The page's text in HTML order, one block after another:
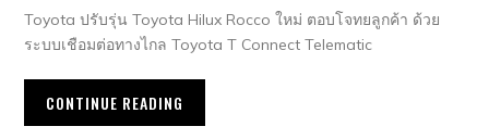
Toyota ปรับรุ่น Toyota Hilux Rocco ใหม่ ตอบโจทยลูกค้า ด้วย
ระบบเชือมต่อทางไกล Toyota T Connect Telematic
CONTINUE READING